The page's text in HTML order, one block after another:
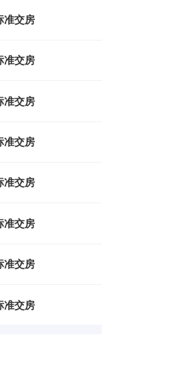
准交房
准交房
准交房
准交房
准交房
准交房
准交房
准交房